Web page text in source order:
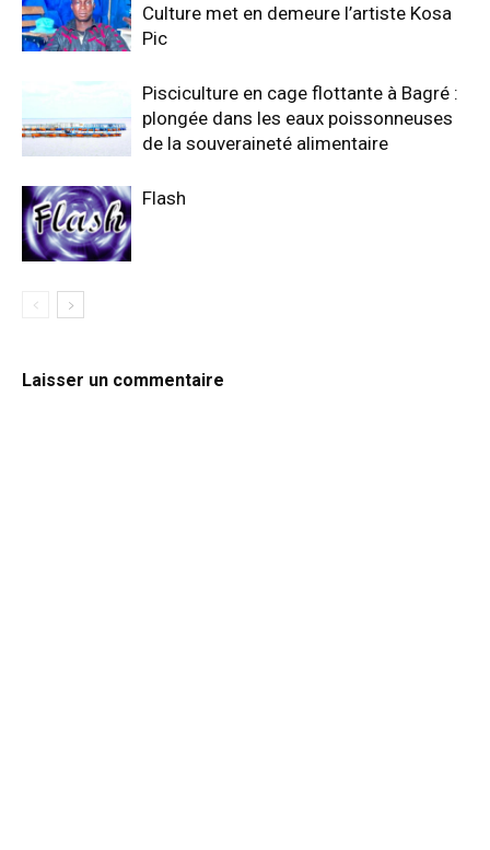
Culture met en demeure l’artiste Kosa
Pic
Pisciculture en cage flottante à Bagré :
plongée dans les eaux poissonneuses
de la souveraineté alimentaire
Flash
Laisser un commentaire